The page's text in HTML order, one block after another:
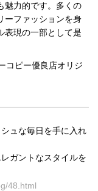
魅力的です。多くの
ーファッションを身
表現の一部として是
コピー優良店オリジ
ュな毎日を手に入れ
ガントなスタイルを
48.html